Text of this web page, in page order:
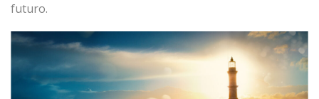
futuro.